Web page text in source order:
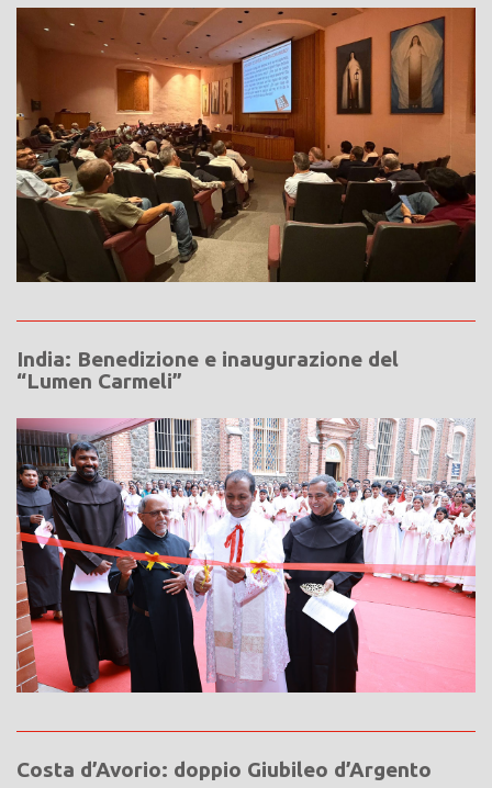
India: Benedizione e inaugurazione del
“Lumen Carmeli”
Costa d’Avorio: doppio Giubileo d’Argento